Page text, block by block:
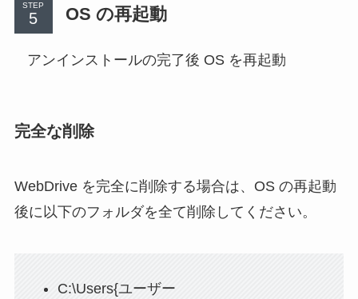
STEP OS の再起動
アンインストールの完了後 OS を再起動
完全な削除
WebDrive を完全に削除する場合は、OS の再起動
後に以下のフォルダを全て削除してください。
C:\Users{ユーザー